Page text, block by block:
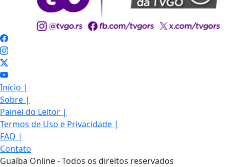
Início |
Sobre |
Painel do Leitor |
Termos de Uso e Privacidade |
FAQ |
Contato
Guaíba Online - Todos os direitos reservados